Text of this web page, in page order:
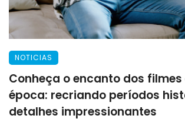
NOTICIAS
Conheça o encanto dos filmes
época: recriando períodos
detalhes impressionantes